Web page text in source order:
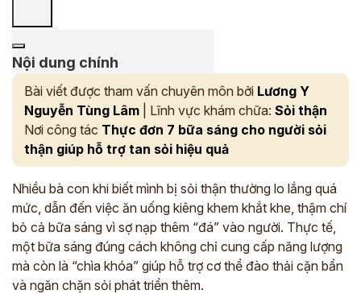
Nội dung chính
Bài viết được tham vấn chuyên môn bởi Lương Y
Nguyễn Tùng Lâm | Lĩnh vực khám chữa: Sỏi thận
Nơi công tác Thực đơn 7 bữa sáng cho người sỏi
thận giúp hỗ trợ tan sỏi hiệu quả
Nhiều bà con khi biết mình bị sỏi thận thường lo lắng quá
mức, dẫn đến việc ăn uống kiêng khem khắt khe, thậm chí
bỏ cả bữa sáng vì sợ nạp thêm “đá” vào người. Thực tế,
một bữa sáng đúng cách không chỉ cung cấp năng lượng
mà còn là “chìa khóa” giúp hỗ trợ cơ thể đào thải cặn bẩn
và ngăn chặn sỏi phát triển thêm.